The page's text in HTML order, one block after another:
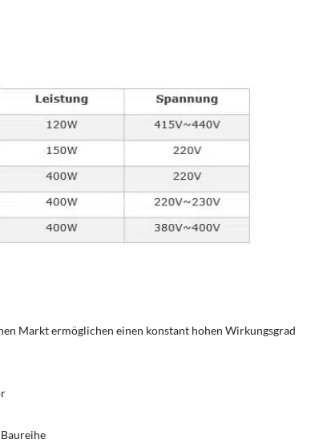
Markt ermöglichen einen konstant hohen Wirkungsgrad